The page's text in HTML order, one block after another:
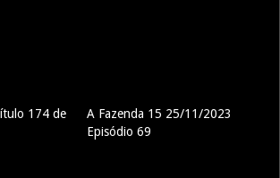
174 de
A Fazenda 15 25/11/2023
Episódio 69